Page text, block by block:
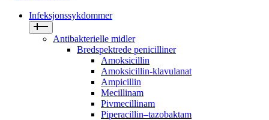
Infeksjonssykdommer
Antibakterielle midler
Bredspektrede penicilliner
Amoksicillin
Amoksicillin-klavulanat
Ampicillin
Mecillinam
Pivmecillinam
Piperacillin–tazobaktam